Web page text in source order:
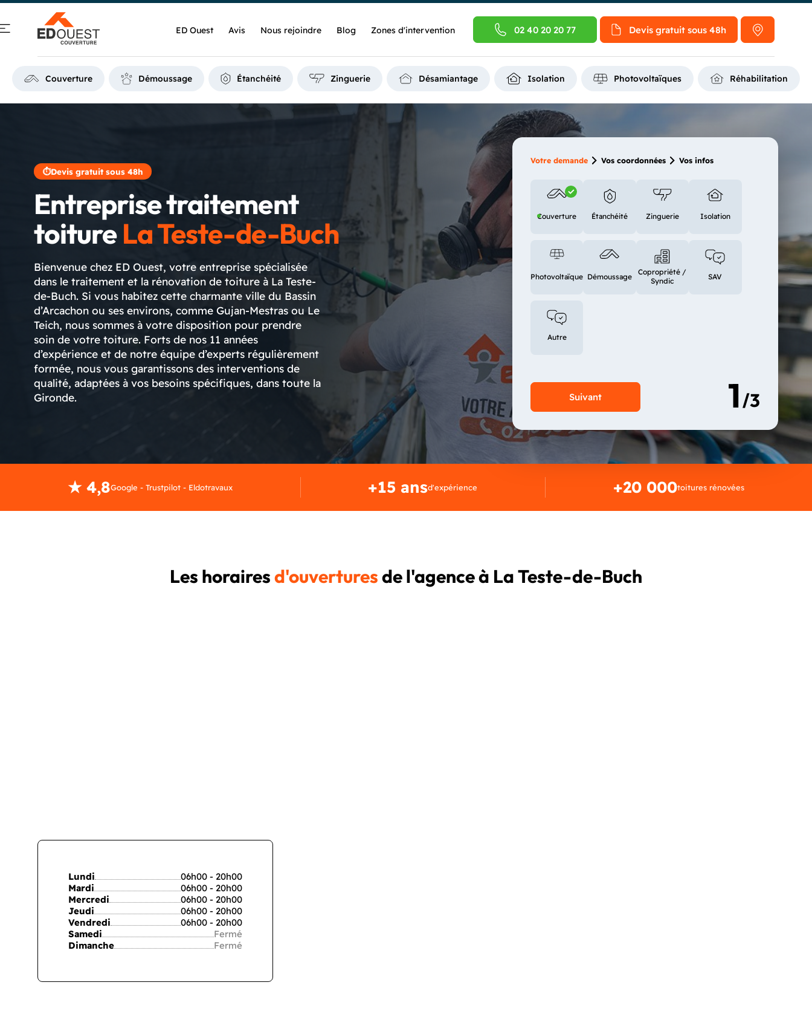
ED Ouest Avis Nous rejoindre Blog Zones d'intervention 02 40 20 20 77 Devis gratuit sous 48h
Couverture Démoussage Étanchéité Zinguerie Désamiantage Isolation Photovoltaïques Réhabilitation
⏱Devis gratuit sous 48h
Entreprise traitement
toitureLa Teste-de-Buch
Bienvenue chez ED Ouest, votre entreprise spécialisée
dans le traitement et la rénovation de toiture à La Teste-
de-Buch. Si vous habitez cette charmante ville du Bassin
d’Arcachon ou ses environs, comme Gujan-Mestras ou Le
Teich, nous sommes à votre disposition pour prendre
soin de votre toiture. Forts de nos 11 années
d’expérience et de notre équipe d’experts régulièrement
formée, nous vous garantissons des interventions de
qualité, adaptées à vos besoins spécifiques, dans toute la
Gironde.
Votre demande Vos coordonnées Vos infos
Couverture Étanchéité Zinguerie Isolation
Photovoltaïque Démoussage
Copropriété /
Syndic
SAV
Autre
★ 4,8Google - Trustpilot - Eldotravaux +15 ansd'expérience +20 000toitures rénovées
Les horairesd'ouverturesde l'agence à La Teste-de-Buch
Lundi
06h00 - 20h00
Mardi
06h00 - 20h00
Mercredi
06h00 - 20h00
Jeudi
06h00 - 20h00
Vendredi
06h00 - 20h00
Samedi
Fermé
Dimanche
Fermé